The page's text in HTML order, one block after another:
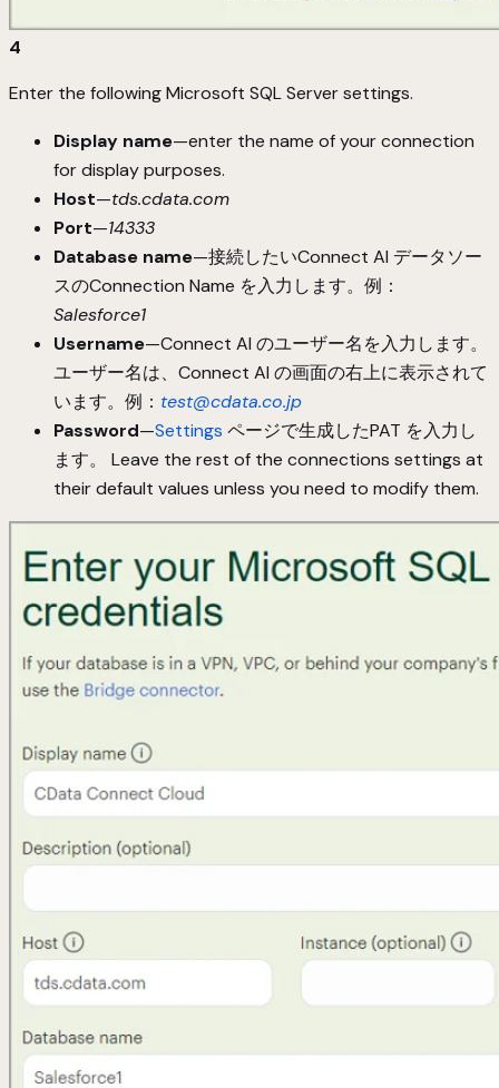
4
Enter the following Microsoft SQL Server settings.
Display name—enter the name of your connection
for display purposes.
Host—tds.cdata.com
Port—14333
Database name—接続したいConnect AI データソー
スのConnection Name を入力します。例：
Salesforce1
Username—Connect AI のユーザー名を入力します。
ユーザー名は、Connect AI の画面の右上に表示されて
います。例： test@cdata.co.jp
Password—Settings ページで生成したPAT を入力し
ます。 Leave the rest of the connections settings at
their default values unless you need to modify them.